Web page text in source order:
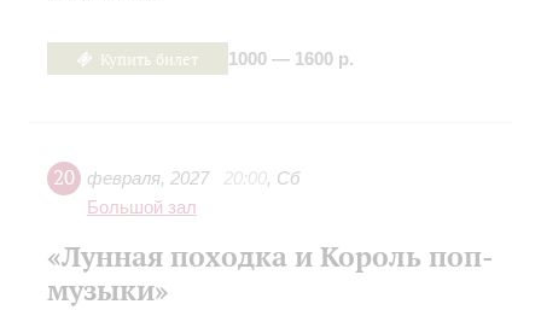
Купить билет 1000 — 1600 р.
20 февраля, 2027 20:00, Сб
Большой зал
«Лунная походка и Король поп-
музыки»